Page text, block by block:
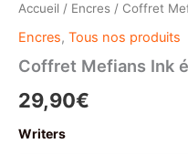
Accueil / Encres / Coffret
Encres, Tous nos produits
Coffret Mefians Ink
29,90€
Writers